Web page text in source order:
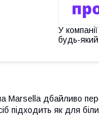
У
будь-
дбайливо пере
підходить як для